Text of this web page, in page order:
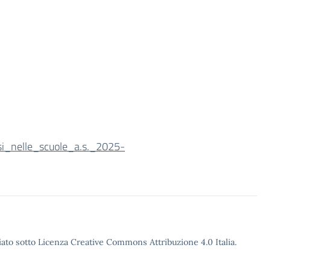
sotto Licenza Creative Commons Attribuzione 4.0 Italia.